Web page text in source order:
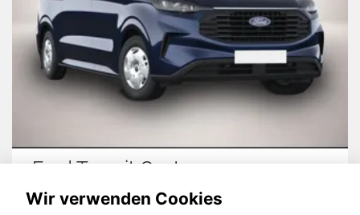
Ford Transit Custom
Wir verwenden Cookies